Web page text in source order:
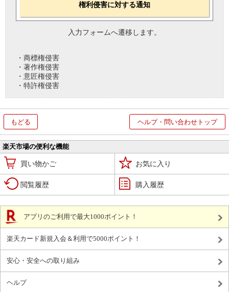
権利侵害に対する通知
入力フォームへ遷移します。
・商標権侵害
・著作権侵害
・意匠権侵害
・特許権侵害
もどる ヘルプ・問い合わせトップ
楽天市場の便利な機能
買い物かご お気に入り
閲覧履歴 購入履歴
アプリのご利用で最大1000ポイント！
楽天カード新規入会＆利用で5000ポイント！
安心・安全への取り組み
ヘルプ